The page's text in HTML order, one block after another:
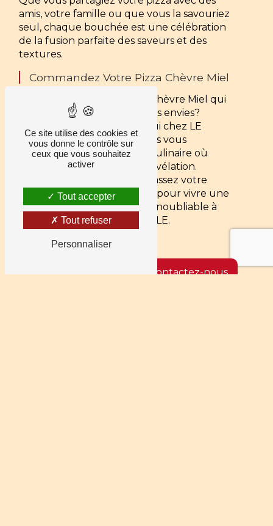
amis, votre famille ou que vous la savouriez
seul, chaque bouchée est une célébration
de la fusion parfaite des saveurs et des
textures.
Commandez Votre Pizza Chèvre Miel
Prêt à déguster une Pizza Chèvre Miel qui
éveille vos sens et satisfait vos envies?
Commandez dès aujourd'hui chez LE
PIZZ'AMBULE et laissez-nous vous
emmener dans un voyage culinaire où
chaque bouchée est une révélation.
Consultez notre menu et passez votre
commande dès maintenant pour vivre une
expérience gastronomique inoubliable à
Nancras avec LE PIZZ'AMBULE.
En savoir plus Contactez-nous
Ce site utilise des cookies et
vous donne le contrôle sur
ceux que vous souhaitez
activer
Tout accepter
Tout refuser
Personnaliser